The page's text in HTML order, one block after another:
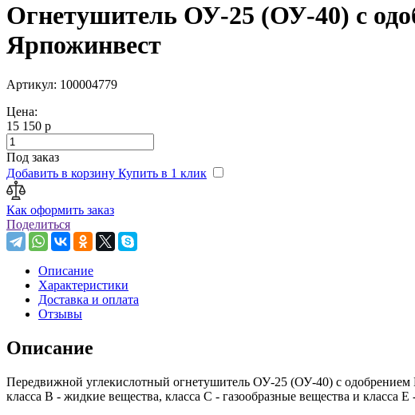
Огнетушитель ОУ-25 (ОУ-40) с
Ярпожинвест
Артикул: 100004779
Цена:
15 150 р
Под заказ
Добавить в корзину Купить в 1 клик
Как оформить заказ
Поделиться
Описание
Характеристики
Доставка и оплата
Отзывы
Описание
Передвижной углекислотный огнетушитель ОУ-25 (ОУ-40) с одобрением
класса В - жидкие вещества, класса С - газообразные вещества и класса